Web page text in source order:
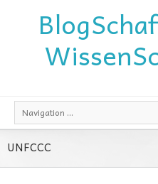
Blog
Wissen
Navigation ...
UNFCCC